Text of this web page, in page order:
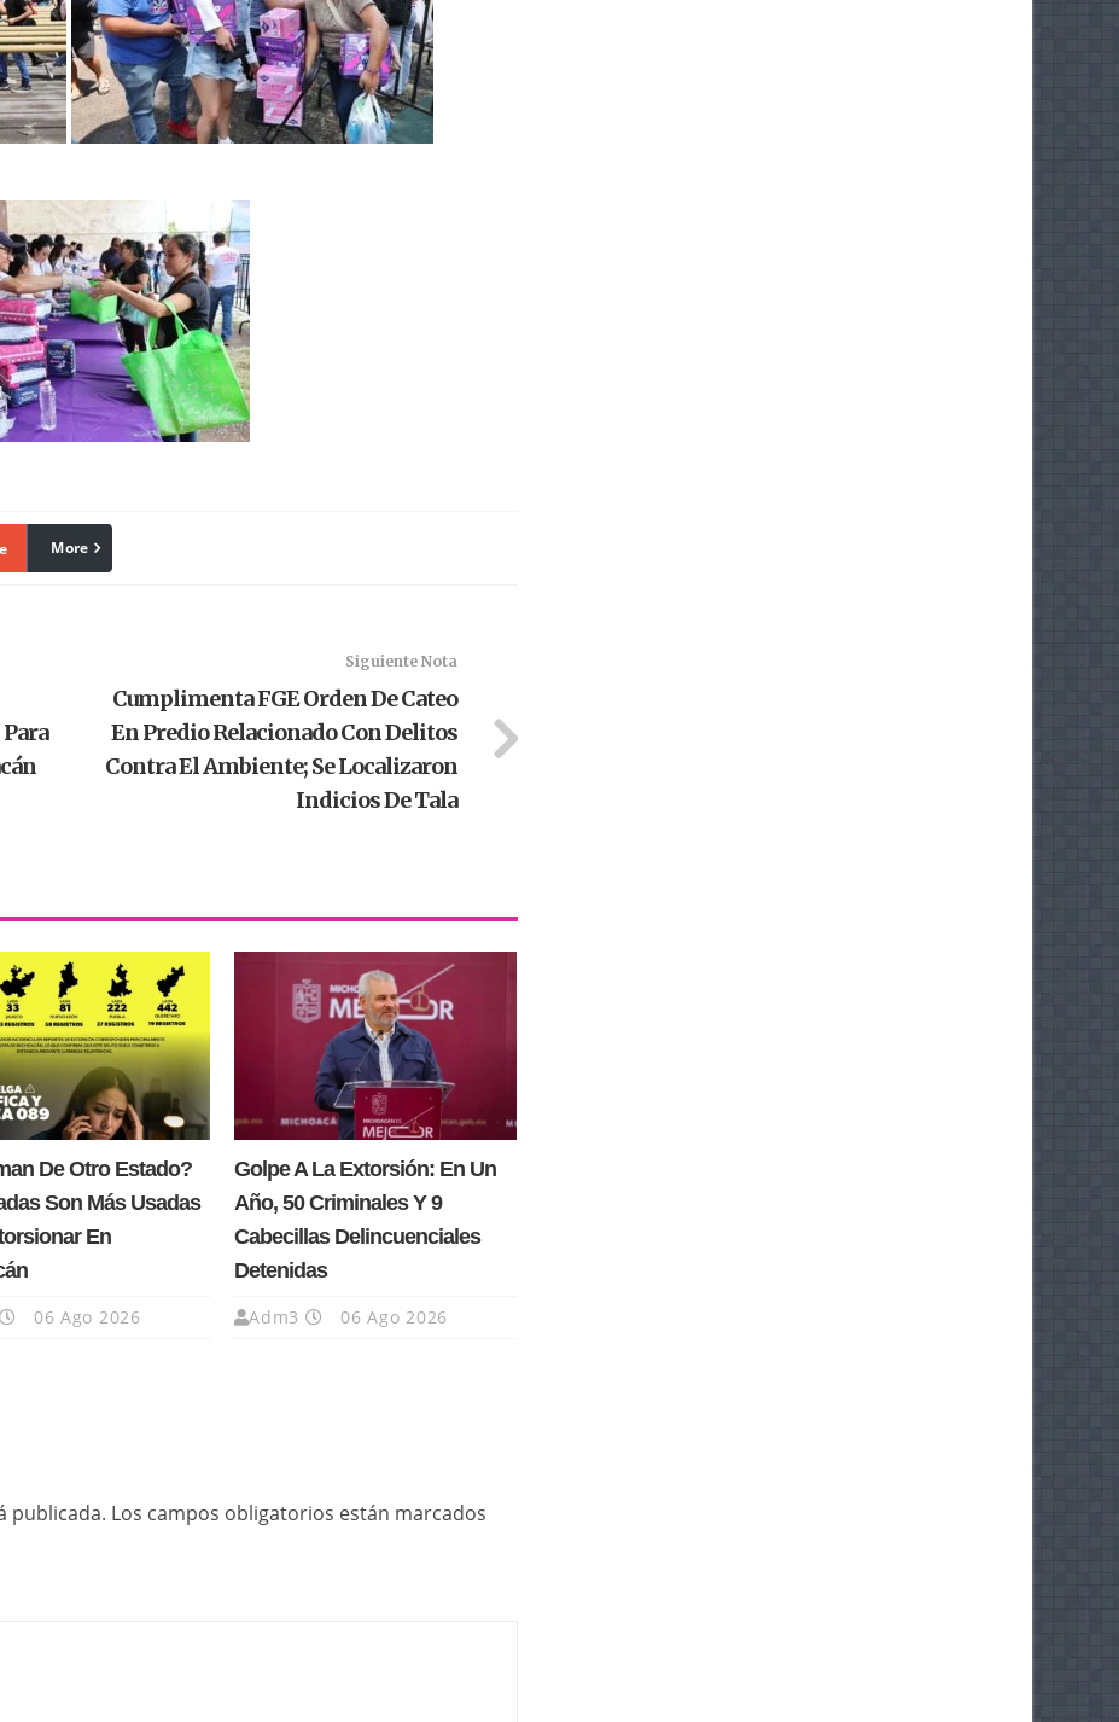
linkedin
More
Siguiente Nota
Cumplimenta FGE Orden De Cateo
En Predio Relacionado Con Delitos
Contra El Ambiente; Se Localizaron
Indicios De Tala
De Otro Estado?
Son Más Usadas
En
06 Ago 2026
Golpe A La Extorsión: En Un
Año, 50 Criminales Y 9
Cabecillas Delincuenciales
Detenidas
Adm3 06 Ago 2026
publicada. Los campos obligatorios están marcados